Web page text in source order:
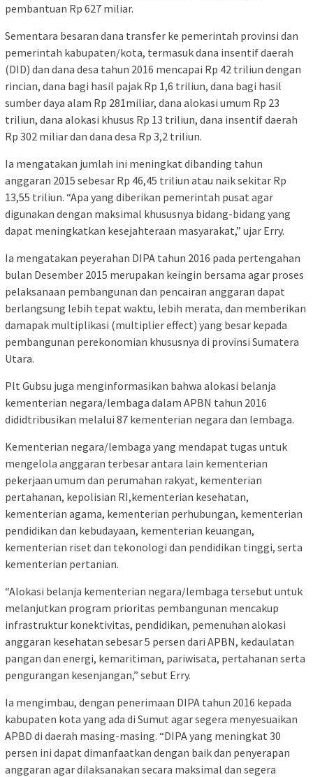
pembantuan Rp 627 miliar.
Sementara besaran dana transfer ke pemerintah provinsi dan
pemerintah kabupaten/kota, termasuk dana insentif daerah
(DID) dan dana desa tahun 2016 mencapai Rp 42 triliun dengan
rincian, dana bagi hasil pajak Rp 1,6 triliun, dana bagi hasil
sumber daya alam Rp 281miliar, dana alokasi umum Rp 23
triliun, dana alokasi khusus Rp 13 triliun, dana insentif daerah
Rp 302 miliar dan dana desa Rp 3,2 triliun.
Ia mengatakan jumlah ini meningkat dibanding tahun
anggaran 2015 sebesar Rp 46,45 triliun atau naik sekitar Rp
13,55 triliun. “Apa yang diberikan pemerintah pusat agar
digunakan dengan maksimal khususnya bidang-bidang yang
dapat meningkatkan kesejahteraan masyarakat,” ujar Erry.
Ia mengatakan peyerahan DIPA tahun 2016 pada pertengahan
bulan Desember 2015 merupakan keingin bersama agar proses
pelaksanaan pembangunan dan pencairan anggaran dapat
berlangsung lebih tepat waktu, lebih merata, dan memberikan
damapak multiplikasi (multiplier effect) yang besar kepada
pembangunan perekonomian khususnya di provinsi Sumatera
Utara.
Plt Gubsu juga menginformasikan bahwa alokasi belanja
kementerian negara/lembaga dalam APBN tahun 2016
dididtribusikan melalui 87 kementerian negara dan lembaga.
Kementerian negara/lembaga yang mendapat tugas untuk
mengelola anggaran terbesar antara lain kementerian
pekerjaan umum dan perumahan rakyat, kementerian
pertahanan, kepolisian RI,kementerian kesehatan,
kementerian agama, kementerian perhubungan, kementerian
pendidikan dan kebudayaan, kementerian keuangan,
kementerian riset dan tekonologi dan pendidikan tinggi, serta
kementerian pertanian.
“Alokasi belanja kementerian negara/lembaga tersebut untuk
melanjutkan program prioritas pembangunan mencakup
infrastruktur konektivitas, pendidikan, pemenuhan alokasi
anggaran kesehatan sebesar 5 persen dari APBN, kedaulatan
pangan dan energi, kemaritiman, pariwisata, pertahanan serta
pengurangan kesenjangan,” sebut Erry.
Ia mengimbau, dengan penerimaan DIPA tahun 2016 kepada
kabupaten kota yang ada di Sumut agar segera menyesuaikan
APBD di daerah masing-masing. “DIPA yang meningkat 30
persen ini dapat dimanfaatkan dengan baik dan penyerapan
anggaran agar dilaksanakan secara maksimal dan segera